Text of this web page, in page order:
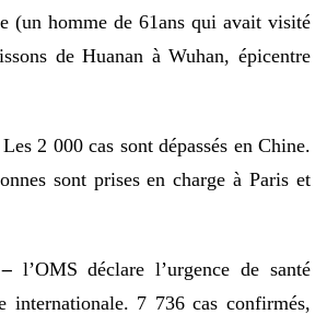
(un homme de 61ans qui avait visité
de Huanan à Wuhan, épicentre
Les 2 000 cas sont dépassés en Chine.
sont prises en charge à Paris et
l’OMS déclare l’urgence de santé
internationale. 7 736 cas confirmés,